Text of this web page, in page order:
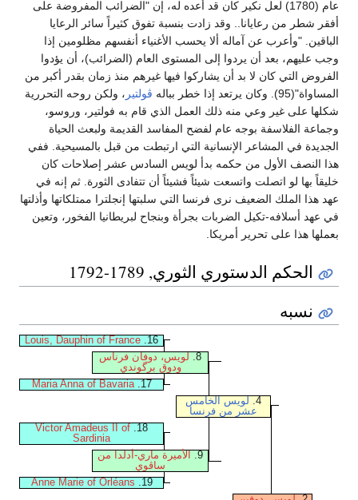
عام (1780) لعل نكير كان قد أعده له، إن "الضرائب المفروضة على
أفقر شطر من رعايانا.. وقد زادت بنسبة تفوق كثيراً سائر الرعايا
الباقين. "وأعرب عن آماله ألا يحسب الأغنياء أنفسهم مظلومين إذا
وجب عليهم، بعد أن يردوا إلى المستوى العام (الضرائب)، أن يؤدوا
الفروض التي كان لا بد أن يشاركوا فيها غيرهم منذ زمان بقدر أكبر من
المساواة"(95). وكان يرتعد إذا خطر بباله
ڤولتير ، ولكن روحه التحررية
شكلها على غير وعي منه ذلك العمل الذي قام به فولتير، وروسو،
وجماعة الفلاسفة بوجه عام لفضح المفاسد القديمة ولبعث الحياة
الجديدة في المشاعر الإنسانية التي ارتبطت من قبل بالمسيحية. ففي
هذا النصف الأول من حكمه بدأ لويس السادس عشر إصلاحات كان
خليقاً بها لو اتصلت واتسعت شيئاً فشيئاً أن تتفادى الثورة. ثم إنه في
عهد هذا الملك الضعيف نرى فرنسا التي سلبتها إنجلترا ممتلكاتها وأذلتها
في عهد أسلافه-تكيل الضربات بجرأة وبنجاح لبريطانيا الفخور، وتعين
بعملها هذا على تحرير أمريكا.
الحكم الدستوري الثوري, 1789-1792
نسبه
16.
Louis, Dauphin of France
8.
لويس، دوفان فرناس
ودوق برگوندي
17.
Maria Anna of Bavaria
4.
لويس الخامس
عشر من فرنسا
18.
Victor Amadeus II of
Sardinia
9.
الأميرة ماري-أدلدا من
ساڤوي
19.
Anne Marie of Orléans